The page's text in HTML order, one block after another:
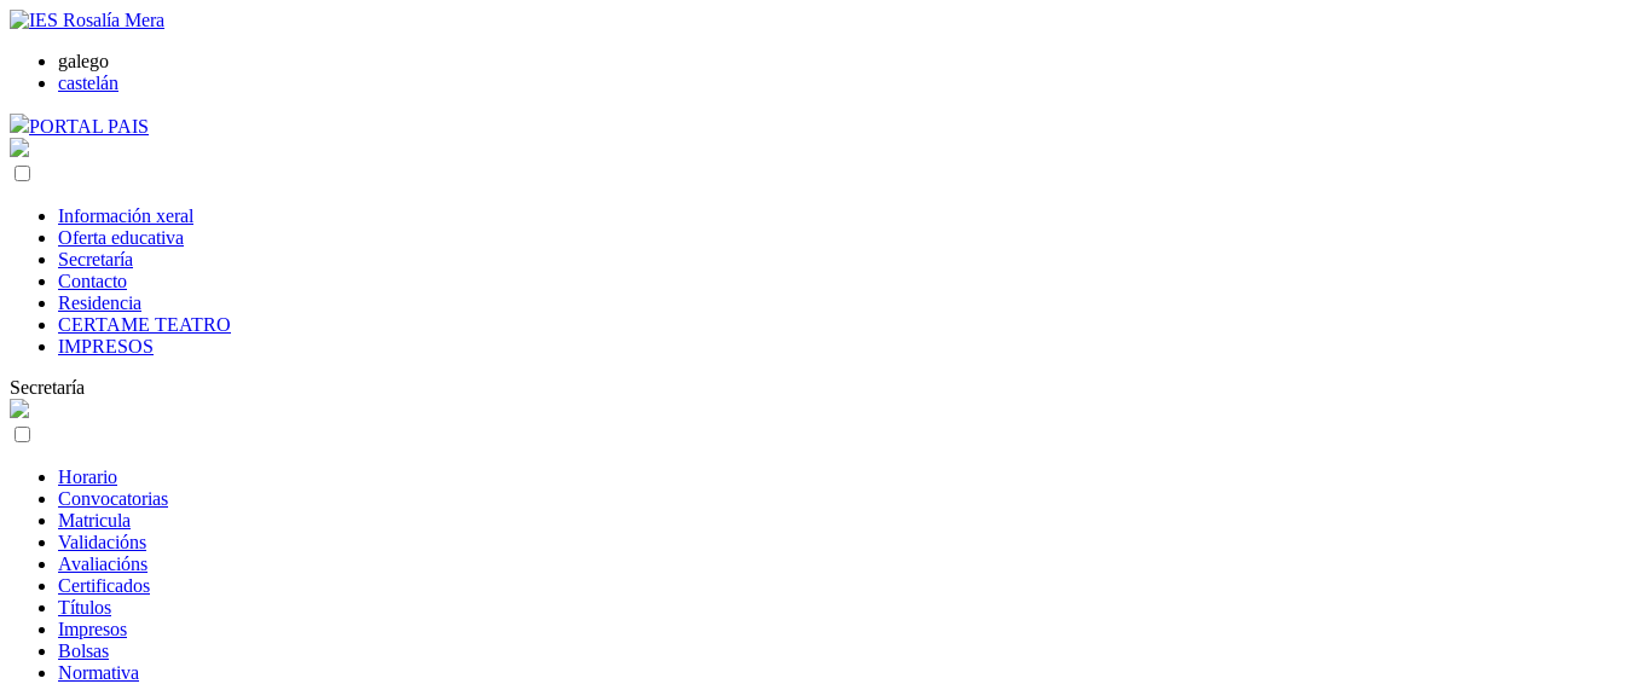
galego
castelán
PORTAL PAIS
Información xeral
Oferta educativa
Secretaría
Contacto
Residencia
CERTAME TEATRO
IMPRESOS
Secretaría
Horario
Convocatorias
Matricula
Validacións
Avaliacións
Certificados
Títulos
Impresos
Bolsas
Normativa